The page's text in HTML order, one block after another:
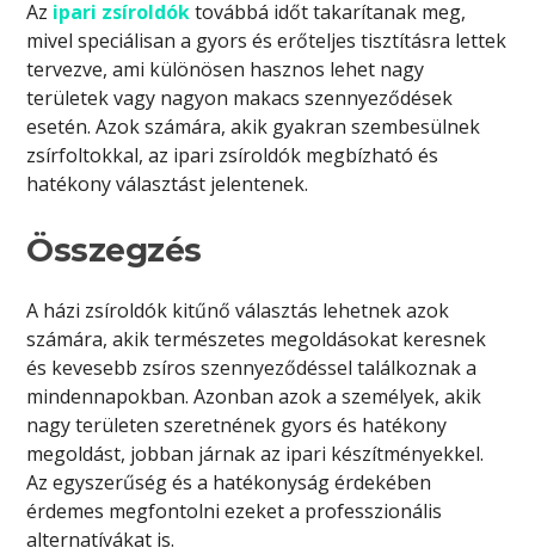
Az ipari zsíroldóktovábbá időt takarítanak meg,
mivel speciálisan a gyors és erőteljes tisztításra lettek
tervezve, ami különösen hasznos lehet nagy
területek vagy nagyon makacs szennyeződések
esetén. Azok számára, akik gyakran szembesülnek
zsírfoltokkal, az ipari zsíroldók megbízható és
hatékony választást jelentenek.
Összegzés
A házi zsíroldók kitűnő választás lehetnek azok
számára, akik természetes megoldásokat keresnek
és kevesebb zsíros szennyeződéssel találkoznak a
mindennapokban. Azonban azok a személyek, akik
nagy területen szeretnének gyors és hatékony
megoldást, jobban járnak az ipari készítményekkel.
Az egyszerűség és a hatékonyság érdekében
érdemes megfontolni ezeket a professzionális
alternatívákat is.